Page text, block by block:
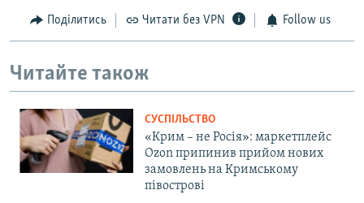
Поділитись Читати без VPN Follow us
Читайте також
СУСПІЛЬСТВО
«Крим – не Росія»: маркетплейс
Ozon припинив прийом нових
замовлень на Кримському
півострові